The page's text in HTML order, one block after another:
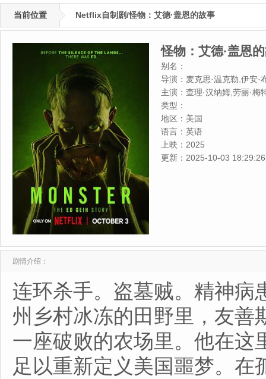
当前位置 Netflix自制剧/怪物：艾德·盖恩的故事
怪物：艾德·盖恩
别名：
导演： 麦克思·温克勒,伊安·
主演： 查理·汉纳姆,劳丽·梅
莉维亚·威廉姆斯,薇姬·克里
·保罗瑞,泰勒·贾克布·摩尔,
宾·薇格特,艾玛·哈琳
类型：
地区： 美国
语言： 英语
上映： 2025
更新： 2025-10-03 18:29:26
剧情介绍：
连环杀手。盗墓贼。精神病
州乡村冰冻的田野里，友善
一座破败的农场里。他在这
足以重新定义美国噩梦。在